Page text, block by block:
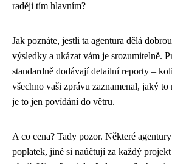
raději tím hlavním?
Jak poznáte, jestli ta agentura dělá
výsledky a ukázat vám je srozumitelně.
standardně dodávají detailní reporty –
všechno vaši zprávu zaznamenal, jaký
je to jen povídání do větru.
A co cena? Tady pozor. Některé
poplatek, jiné si naúčtují za každý